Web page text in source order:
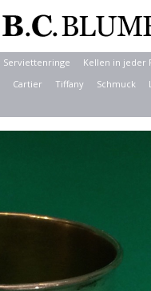
Serviettenringe
Kellen in jeder
Cartier Tiffany Schmuck